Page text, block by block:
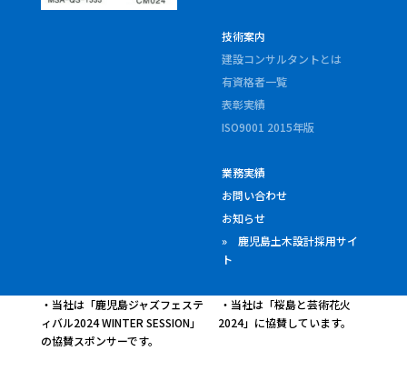
技術案内
建設コンサルタントとは
有資格者一覧
表彰実績
ISO9001 2015年版
業務実績
お問い合わせ
お知らせ
» 鹿児島土木設計採用サイ
ト
・当社は「鹿児島ジャズフェステ
ィバル2024 WINTER SESSION」
の協賛スポンサーです。
・当社は「桜島と芸術花火
2024」に協賛しています。